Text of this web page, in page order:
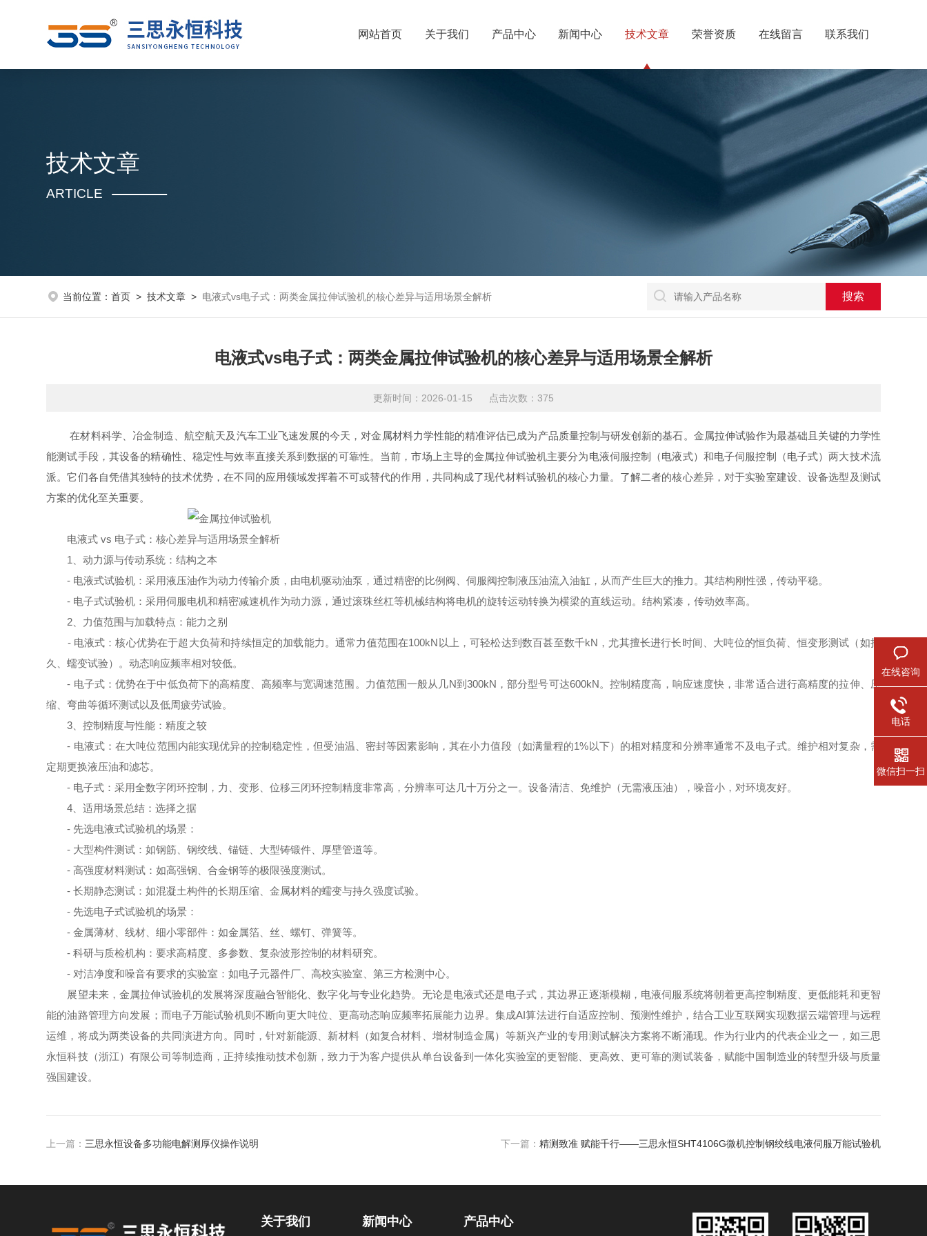
网站首页 关于我们 产品中心 新闻中心 技术文章 荣誉资质 在线留言 联系我们
技术文章
ARTICLE
当前位置：首页 >技术文章 > 电液式vs电子式：两类金属拉伸试验机的核心差异与适用场景全解析
电液式vs电子式：两类金属拉伸试验机的核心差异与适用场景全解析
更新时间：2026-01-15 点击次数：375
在材料科学、冶金制造、航空航天及汽车工业飞速发展的今天，对金属材料力学性能的精准评估已成为产品质量控制与研发创新的基石。金属拉伸试验作为最基础且关键的力学性
能测试手段，其设备的精确性、稳定性与效率直接关系到数据的可靠性。当前，市场上主导的金属拉伸试验机主要分为电液伺服控制（电液式）和电子伺服控制（电子式）两大技术流
派。它们各自凭借其独特的技术优势，在不同的应用领域发挥着不可或替代的作用，共同构成了现代材料试验机的核心力量。了解二者的核心差异，对于实验室建设、设备选型及测试
方案的优化至关重要。
电液式 vs 电子式：核心差异与适用场景全解析
1、动力源与传动系统：结构之本
- 电液式试验机：采用液压油作为动力传输介质，由电机驱动油泵，通过精密的比例阀、伺服阀控制液压油流入油缸，从而产生巨大的推力。其结构刚性强，传动平稳。
- 电子式试验机：采用伺服电机和精密减速机作为动力源，通过滚珠丝杠等机械结构将电机的旋转运动转换为横梁的直线运动。结构紧凑，传动效率高。
2、力值范围与加载特点：能力之别
- 电液式：核心优势在于超大负荷和持续恒定的加载能力。通常力值范围在100kN以上，可轻松达到数百甚至数千kN，尤其擅长进行长时间、大吨位的恒负荷、恒变形测试（如持
久、蠕变试验）。动态响应频率相对较低。
- 电子式：优势在于中低负荷下的高精度、高频率与宽调速范围。力值范围一般从几N到300kN，部分型号可达600kN。控制精度高，响应速度快，非常适合进行高精度的拉伸、压
缩、弯曲等循环测试以及低周疲劳试验。
3、控制精度与性能：精度之较
- 电液式：在大吨位范围内能实现优异的控制稳定性，但受油温、密封等因素影响，其在小力值段（如满量程的1%以下）的相对精度和分辨率通常不及电子式。维护相对复杂，需
定期更换液压油和滤芯。
- 电子式：采用全数字闭环控制，力、变形、位移三闭环控制精度非常高，分辨率可达几十万分之一。设备清洁、免维护（无需液压油），噪音小，对环境友好。
4、适用场景总结：选择之据
- 先选电液式试验机的场景：
- 大型构件测试：如钢筋、钢绞线、锚链、大型铸锻件、厚壁管道等。
- 高强度材料测试：如高强钢、合金钢等的极限强度测试。
- 长期静态测试：如混凝土构件的长期压缩、金属材料的蠕变与持久强度试验。
- 先选电子式试验机的场景：
- 金属薄材、线材、细小零部件：如金属箔、丝、螺钉、弹簧等。
- 科研与质检机构：要求高精度、多参数、复杂波形控制的材料研究。
- 对洁净度和噪音有要求的实验室：如电子元器件厂、高校实验室、第三方检测中心。
展望未来，金属拉伸试验机的发展将深度融合智能化、数字化与专业化趋势。无论是电液式还是电子式，其边界正逐渐模糊，电液伺服系统将朝着更高控制精度、更低能耗和更智
能的油路管理方向发展；而电子万能试验机则不断向更大吨位、更高动态响应频率拓展能力边界。集成AI算法进行自适应控制、预测性维护，结合工业互联网实现数据云端管理与远程
运维，将成为两类设备的共同演进方向。同时，针对新能源、新材料（如复合材料、增材制造金属）等新兴产业的专用测试解决方案将不断涌现。作为行业内的代表企业之一，如三思
永恒科技（浙江）有限公司等制造商，正持续推动技术创新，致力于为客户提供从单台设备到一体化实验室的更智能、更高效、更可靠的测试装备，赋能中国制造业的转型升级与质量
强国建设。
上一篇： 三思永恒设备多功能电解测厚仪操作说明 下一篇： 精测致准 赋能千行——三思永恒SHT4106G微机控制钢绞线电液伺服万能试验机
关于我们 新闻中心 产品中心
在线咨询
电话
微信扫一扫